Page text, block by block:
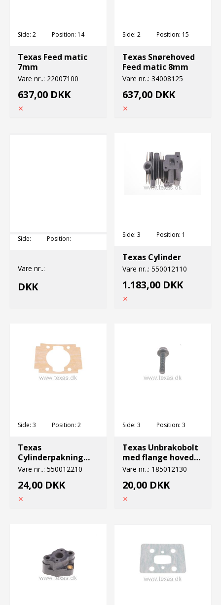
Side: 2 Position: 14
Texas Feed matic
7mm
Vare nr..: 22007100
637,00 DKK
Side: 2 Position: 15
Texas Snørehoved
Feed matic 8mm
Vare nr..: 34008125
637,00 DKK
Side: Position:
Vare nr..:
DKK
Side: 3 Position: 1
Texas Cylinder
Vare nr..: 550012110
1.183,00 DKK
Side: 3 Position: 2
Texas
Cylinderpakning
cht/ht2300
Vare nr..: 550012210
24,00 DKK
Side: 3 Position: 3
Texas Unbrakobolt
med flange hovede
M5x22
Vare nr..: 185012130
20,00 DKK